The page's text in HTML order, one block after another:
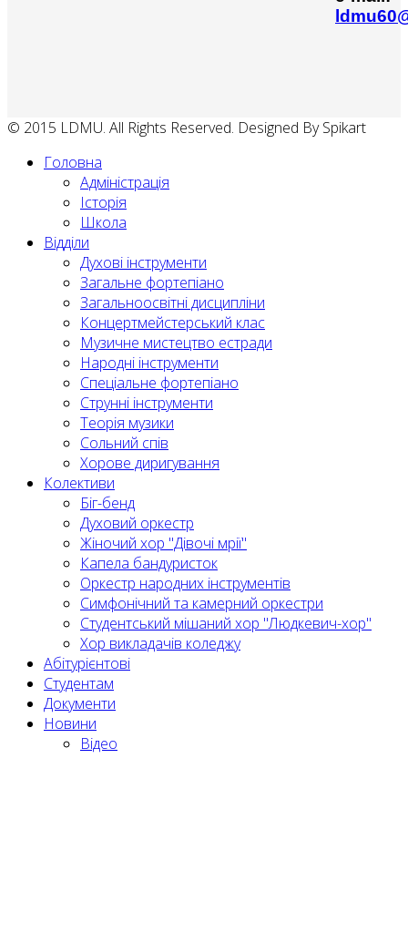
© 2015 LDMU. All Rights Reserved. Designed By Spikart
Головна
Адміністрація
Історія
Школа
Відділи
Духові інструменти
Загальне фортепіано
Загальноосвітні дисципліни
Концертмейстерський клас
Музичне мистецтво естради
Народні інструменти
Спеціальне фортепіано
Струнні інструменти
Теорія музики
Сольний спів
Хорове диригування
Колективи
Біг-бенд
Духовий оркестр
Жіночий хор "Дівочі мрії"
Капела бандуристок
Оркестр народних інструментів
Симфонічний та камерний оркестри
Студентський мішаний хор "Людкевич-хор"
Хор викладачів коледжу
Абітурієнтові
Студентам
Документи
Новини
Відео